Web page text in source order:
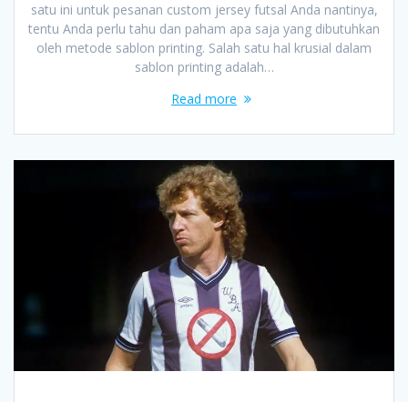
satu ini untuk pesanan custom jersey futsal Anda nantinya,
tentu Anda perlu tahu dan paham apa saja yang dibutuhkan
oleh metode sablon printing. Salah satu hal krusial dalam
sablon printing adalah…
Read more